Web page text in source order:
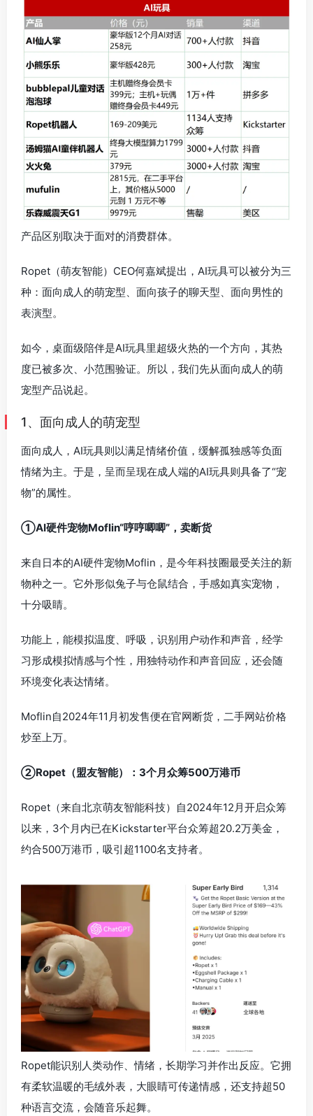
产品区别取决于面对的消费群体。
Ropet（萌友智能）CEO何嘉斌提出，AI玩具可以被分为三
种：面向成人的萌宠型、面向孩子的聊天型、面向男性的
表演型。
如今，桌面级陪伴是AI玩具里超级火热的一个方向，其热
度已被多次、小范围验证。所以，我们先从面向成人的萌
宠型产品说起。
1、面向成人的萌宠型
面向成人，AI玩具则以满足情绪价值，缓解孤独感等负面
情绪为主。于是，呈而呈现在成人端的AI玩具则具备了“宠
物”的属性。
①AI硬件宠物Moflin“哼哼唧唧”，卖断货
来自日本的AI硬件宠物Moflin，是今年科技圈最受关注的新
物种之一。它外形似兔子与仓鼠结合，手感如真实宠物，
十分吸睛。
功能上，能模拟温度、呼吸，识别用户动作和声音，经学
习形成模拟情感与个性，用独特动作和声音回应，还会随
环境变化表达情绪。
Moflin自2024年11月初发售便在官网断货，二手网站价格
炒至上万。
②Ropet（盟友智能）：3个月众筹500万港币
Ropet（来自北京萌友智能科技）自2024年12月开启众筹
以来，3个月内已在Kickstarter平台众筹超20.2万美金，
约合500万港币，吸引超1100名支持者。
Ropet能识别人类动作、情绪，长期学习并作出反应。它拥
有柔软温暖的毛绒外表，大眼睛可传递情感，还支持超50
种语言交流，会随音乐起舞。